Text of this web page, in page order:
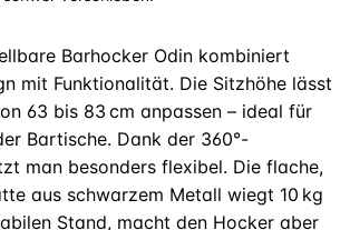
Barhocker Odin kombiniert
mit Funktionalität. Die Sitzhöhe lässt
63 bis 83 cm anpassen – ideal für
Bartische. Dank der 360°-
man besonders flexibel. Die flache,
aus schwarzem Metall wiegt 10 kg
Stand, macht den Hocker aber